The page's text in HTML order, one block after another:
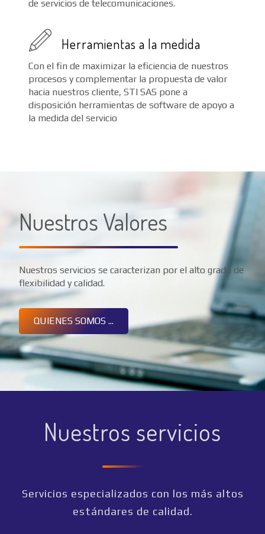
de servicios de telecomunicaciones.
Herramientas a la medida
Con el fin de maximizar la eficiencia de nuestros
procesos y complementar la propuesta de valor
hacia nuestros cliente, STI SAS pone a
disposición herramientas de software de apoyo a
la medida del servicio
Nuestros Valores
Nuestros servicios se caracterizan por el alto grado de
flexibilidad y calidad.
QUIENES SOMOS ...
Nuestros servicios
Servicios especializados con los más altos
estándares de calidad.